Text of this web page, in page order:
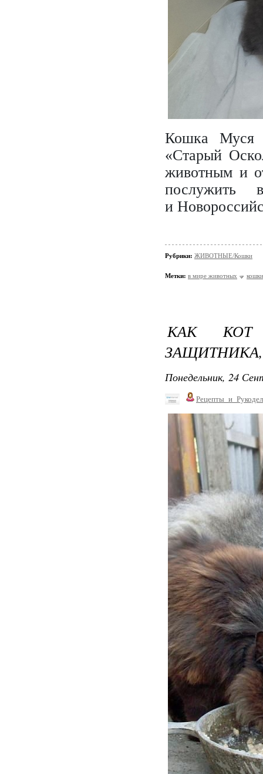
Кошка Муся
«Старый
животным и
послужить
и
Рубрики: ЖИВОТНЫЕ/Кошки
Метки: в мире животных кошки
КАК КОТ
Понедельник, 24